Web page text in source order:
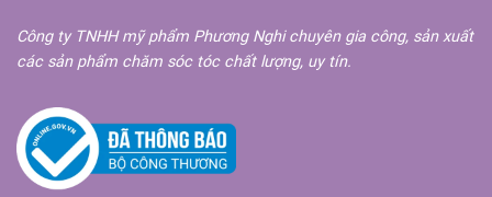
Công ty TNHH mỹ phẩm Phương Nghi chuyên gia công, sản xuất
các sản phẩm chăm sóc tóc chất lượng, uy tín.